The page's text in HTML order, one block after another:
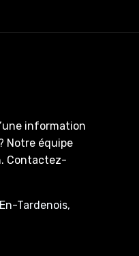
information
Notre équipe
Contactez-
Tardenois,